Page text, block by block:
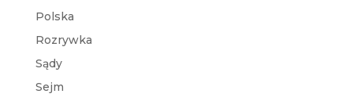
Polska
Rozrywka
Sądy
Sejm